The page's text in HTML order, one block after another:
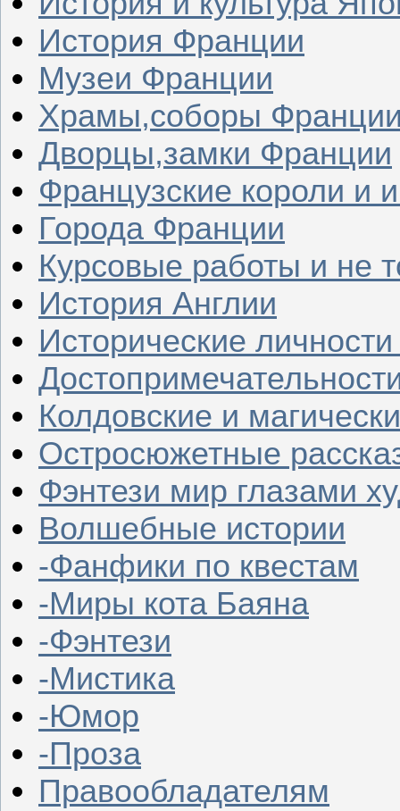
История Франции
Музеи Франции
Храмы,соборы
Дворцы,замки Франции
Французские короли и
Города Франции
Курсовые работы и не
История Англии
Исторические
Колдовские и
Остросюжетные
Фэнтези мир глазами
Волшебные истории
-Фанфики по квестам
-Миры кота Баяна
-Фэнтези
-Мистика
-Юмор
-Проза
Правообладателям